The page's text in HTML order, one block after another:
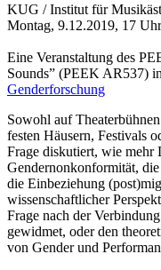
KUG / Institut für
Montag, 9.12.2019, 17 Uhr
Eine Veranstaltung des
Sounds” (PEEK AR537)
Genderforschung
Sowohl auf
festen Häusern, Festivals
Frage diskutiert, wie mehr
Gendernonkonformität,
die Einbeziehung
wissenschaftlicher
Frage nach der
gewidmet, oder den
von Gender und